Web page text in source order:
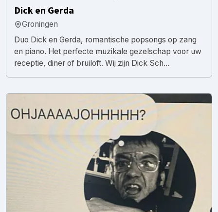
Dick en Gerda
Groningen
Duo Dick en Gerda, romantische popsongs op zang
en piano. Het perfecte muzikale gezelschap voor uw
receptie, diner of bruiloft. Wij zijn Dick Sch...